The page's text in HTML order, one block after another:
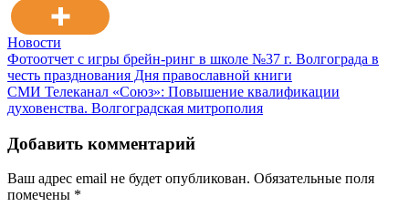
Новости
Навигация
по
записям
Фотоотчет с игры брейн-ринг в школе №37 г. Волгограда в
честь празднования Дня православной книги
СМИ Телеканал «Союз»: Повышение квалификации
духовенства. Волгоградская митрополия
Добавить комментарий
Ваш адрес email не будет опубликован. Обязательные поля
помечены *